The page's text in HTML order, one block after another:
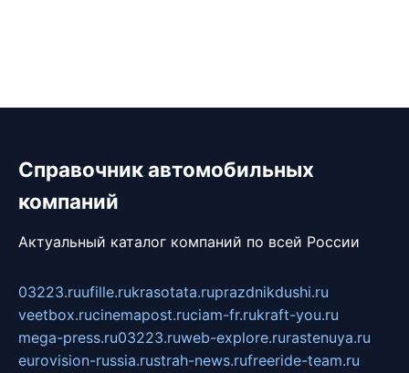
Справочник автомобильных
компаний
Актуальный каталог компаний по всей России
03223.ruufille.rukrasotata.ruprazdnikdushi.ru
veetbox.rucinemapost.ruciam-fr.rukraft-you.ru
mega-press.ru03223.ruweb-explore.rurastenuya.ru
eurovision-russia.rustrah-news.rufreeride-team.ru